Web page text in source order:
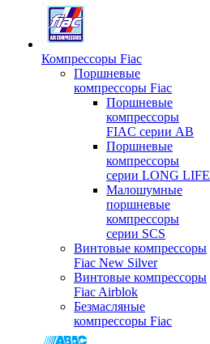
Компрессоры Fiac
Поршневые
компрессоры Fiac
Поршневые
компрессоры
FIAC серии AB
Поршневые
компрессоры
серии LONG LIFE
Малошумные
поршневые
компрессоры
серии SCS
Винтовые компрессоры
Fiac New Silver
Винтовые компрессоры
Fiac Airblok
Безмасляные
компрессоры Fiac